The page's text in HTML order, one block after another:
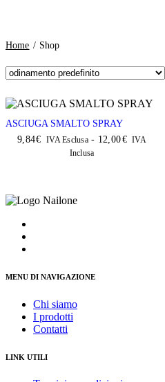
Home / Shop
ASCIUGA SMALTO SPRAY
9,84€ IVA Esclusa - 12,00€ IVA
Inclusa
MENU DI NAVIGAZIONE
Chi siamo
I prodotti
Contatti
LINK UTILI